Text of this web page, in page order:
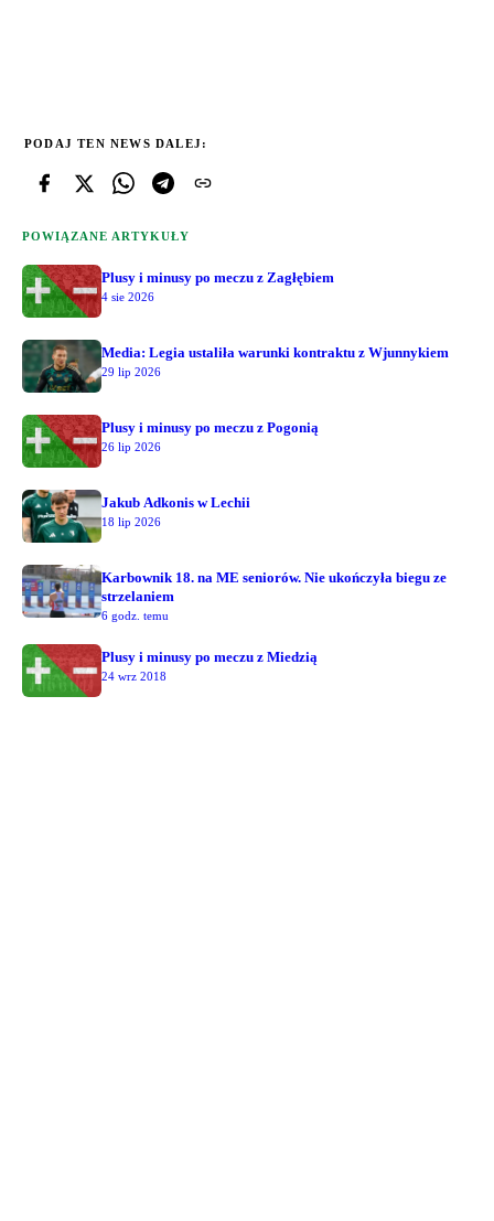
PODAJ TEN NEWS DALEJ:
POWIĄZANE ARTYKUŁY
Plusy i minusy po meczu z Zagłębiem
4 sie 2026
Media: Legia ustaliła warunki kontraktu z Wjunnykiem
29 lip 2026
Plusy i minusy po meczu z Pogonią
26 lip 2026
Jakub Adkonis w Lechii
18 lip 2026
Karbownik 18. na ME seniorów. Nie ukończyła biegu ze
strzelaniem
6 godz. temu
Plusy i minusy po meczu z Miedzią
24 wrz 2018